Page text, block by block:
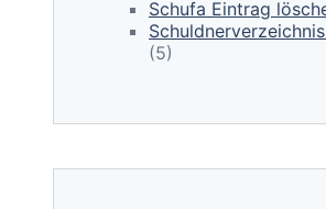
Schufa Eintrag
(5)